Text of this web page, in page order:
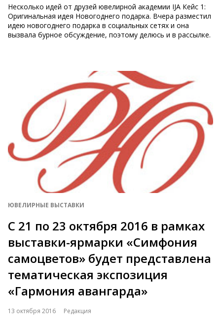
Несколько идей от друзей ювелирной академии IJA Кейс 1:
Оригинальная идея Новогоднего подарка. Вчера разместил
идею новогоднего подарка в социальных сетях и она
вызвала бурное обсуждение, поэтому делюсь и в рассылке.
ЮВЕЛИРНЫЕ ВЫСТАВКИ
С 21 по 23 октября 2016 в рамках
выставки-ярмарки «Симфония
самоцветов» будет представлена
тематическая экспозиция
«Гармония авангарда»
13 октября 2016 Редакция